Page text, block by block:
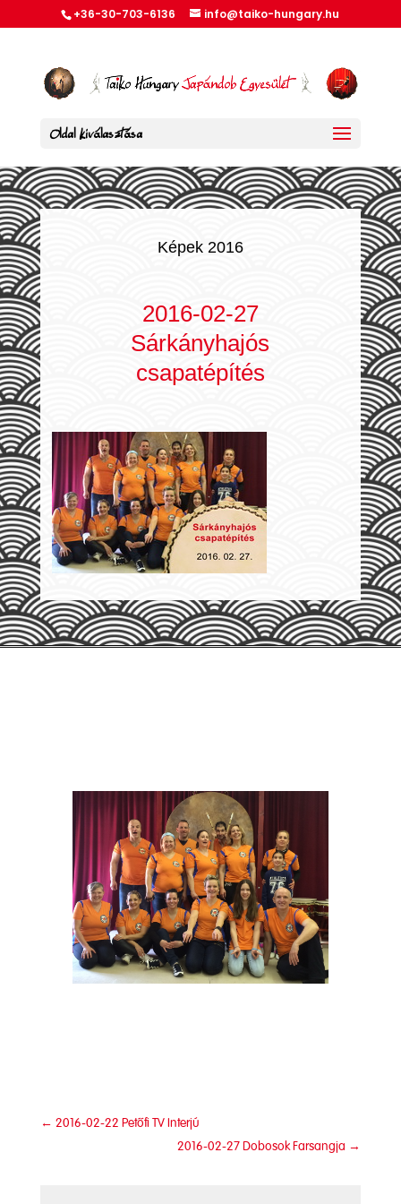
+36-30-703-6136 info@taiko-hungary.hu
Oldal kiválasztása
Képek 2016
2016-02-27
Sárkányhajós
csapatépítés
← 2016-02-22 Petőfi TV Interjú
2016-02-27 Dobosok Farsangja →